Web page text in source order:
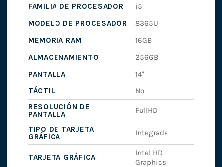
FAMILIA DE PROCESADOR
i5
MODELO DE PROCESADOR
8365U
MEMORIA RAM
16GB
ALMACENAMIENTO
256GB
PANTALLA
14"
TÁCTIL
No
RESOLUCIÓN DE
PANTALLA
FullHD
TIPO DE TARJETA
GRÁFICA
Integrada
TARJETA GRÁFICA
Intel HD
Graphics